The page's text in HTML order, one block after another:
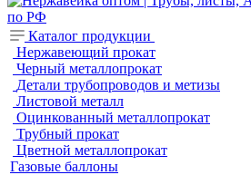
Каталог продукции
Нержавеющий прокат
Черный металлопрокат
Детали трубопроводов и метизы
Листовой металл
Оцинкованный металлопрокат
Трубный прокат
Цветной металлопрокат
Газовые баллоны